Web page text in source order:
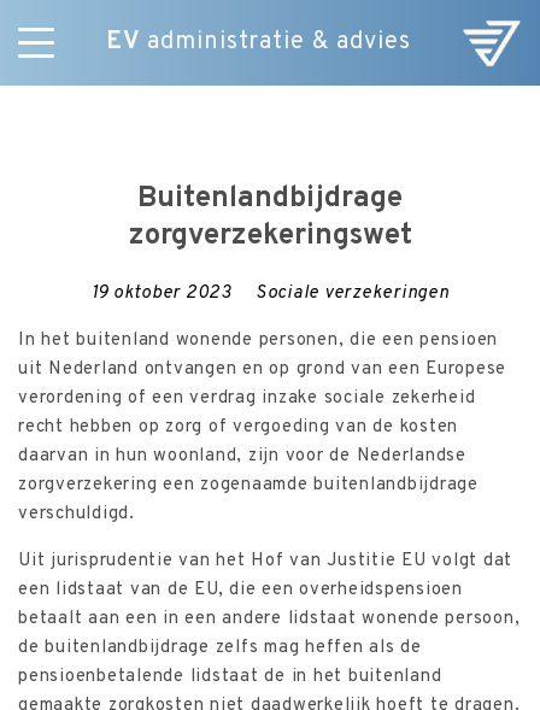
EV administratie & advies
Skip
Buitenlandbijdrage
zorgverzekeringswet
19 oktober 2023 Sociale verzekeringen
In het buitenland wonende personen, die een pensioen
uit Nederland ontvangen en op grond van een Europese
verordening of een verdrag inzake sociale zekerheid
recht hebben op zorg of vergoeding van de kosten
daarvan in hun woonland, zijn voor de Nederlandse
zorgverzekering een zogenaamde buitenlandbijdrage
verschuldigd.
Uit jurisprudentie van het Hof van Justitie EU volgt dat
een lidstaat van de EU, die een overheidspensioen
betaalt aan een in een andere lidstaat wonende persoon,
de buitenlandbijdrage zelfs mag heffen als de
pensioenbetalende lidstaat de in het buitenland